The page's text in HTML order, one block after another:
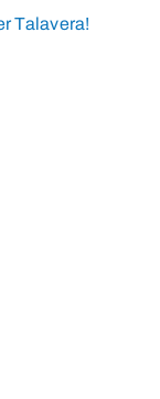
Talavera!